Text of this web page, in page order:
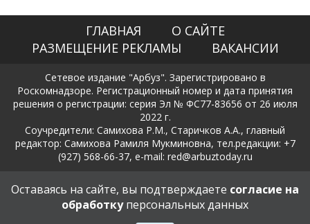
ГЛАВНАЯ
О САЙТЕ
РАЗМЕЩЕНИЕ РЕКЛАМЫ
ВАКАНСИИ
Сетевое издание "Арбуз". Зарегистрировано в
Роскомнадзоре. Регистрационный номер и дата принятия
решения о регистрации: серия Эл № ФС77-83656 от 26 июля
2022 г.
Соучредители: Самихова Р.М., Старичков А.А., главный
редактор: Самихова Рамиля Мукминовна, тел.редакции: +7
(927) 568-66-37, e-mail: red@arbuztoday.ru
Политика в отношении обработки и защиты персональных
данных
Оставаясь на сайте, вы подтверждаете согласие на
обработкуперсональных данных